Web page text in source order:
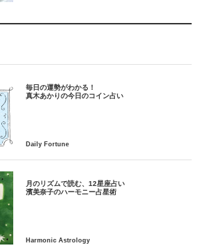
毎日の運勢がわかる！
月のリズムで読む、12星座占い